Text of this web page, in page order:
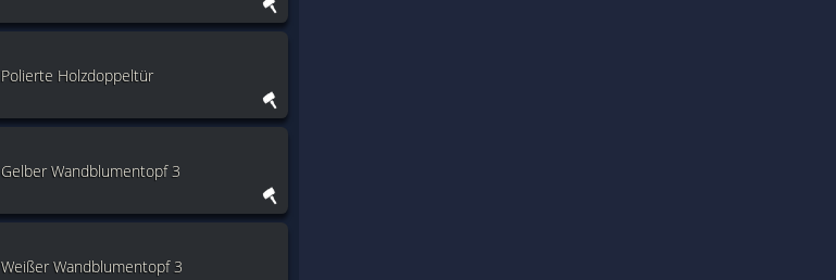
Polierte Holzdoppeltür
Gelber Wandblumentopf 3
Weißer Wandblumentopf 3